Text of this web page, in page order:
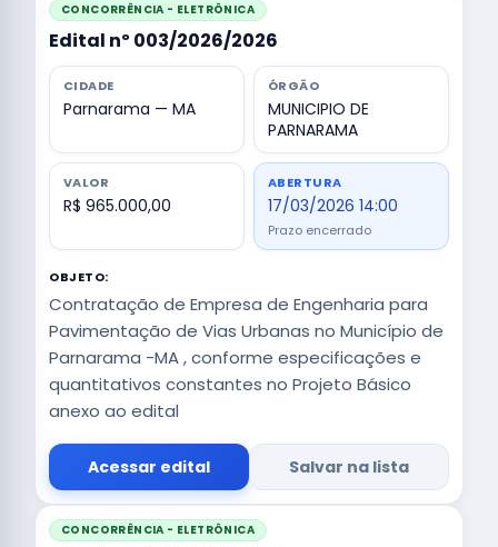
CONCORRÊNCIA - ELETRÔNICA
Edital nº 003/2026/2026
CIDADE
Parnarama — MA
ÓRGÃO
MUNICIPIO DE
PARNARAMA
VALOR
R$ 965.000,00
ABERTURA
17/03/2026 14:00
Prazo encerrado
OBJETO:
Contratação de Empresa de Engenharia para
Pavimentação de Vias Urbanas no Município de
Parnarama -MA , conforme especificações e
quantitativos constantes no Projeto Básico
anexo ao edital
Acessar edital Salvar na lista
CONCORRÊNCIA - ELETRÔNICA